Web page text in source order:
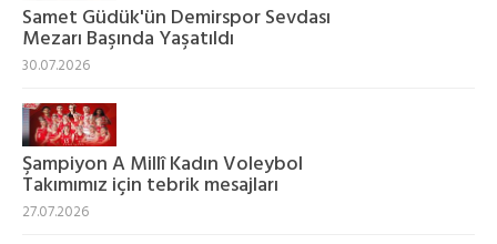
Samet Güdük'ün Demirspor Sevdası
Mezarı Başında Yaşatıldı
30.07.2026
Şampiyon A Millî Kadın Voleybol
Takımımız için tebrik mesajları
27.07.2026